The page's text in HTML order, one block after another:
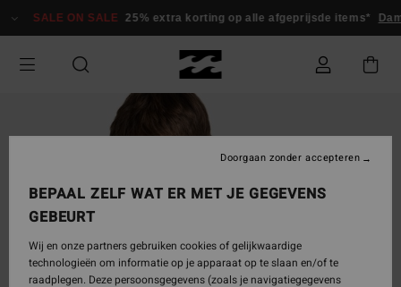
naar
SALE ON SALE 25% extra korting op alle afgeprijsde items*
BEPAAL ZELF WAT ER MET JE GEGEVENS
GEBEURT
Wij en onze partners gebruiken cookies of gelijkwaardige
technologieën om informatie op je apparaat op te slaan en/of te
raadplegen. Deze persoonsgegevens (zoals je navigatiegegevens
Doorgaan zonder accepteren